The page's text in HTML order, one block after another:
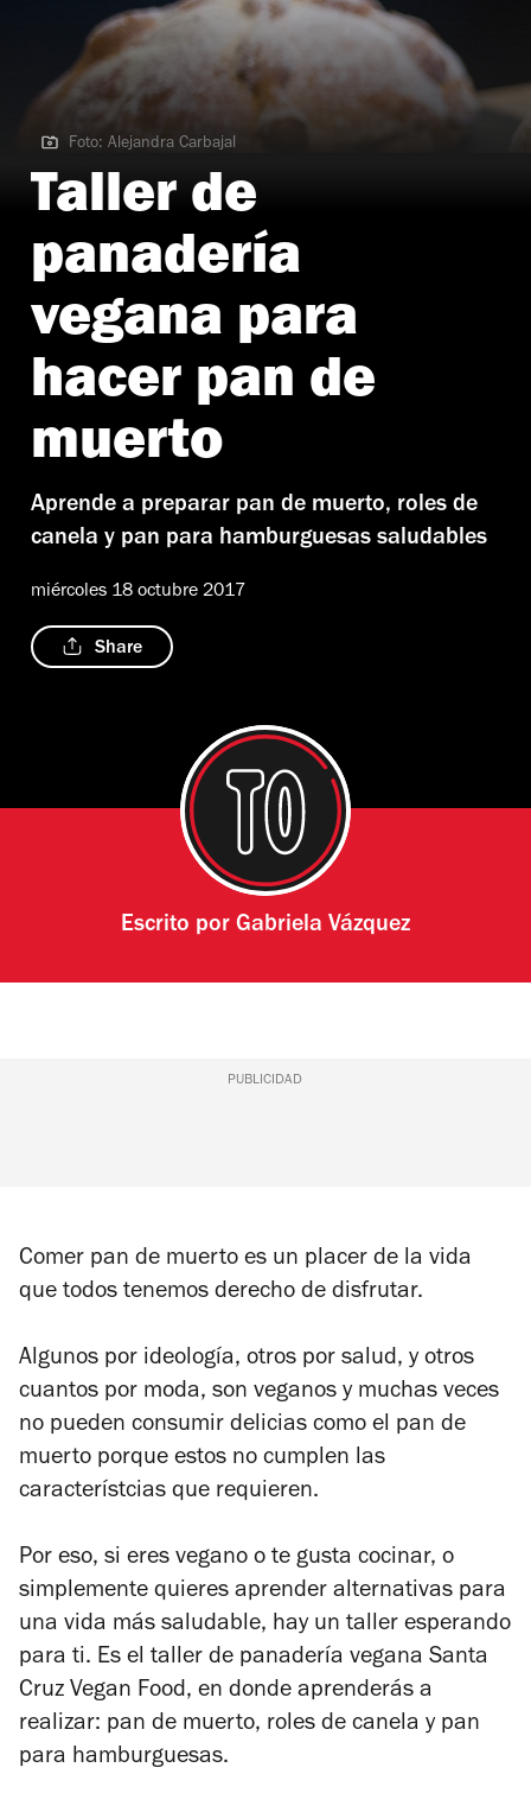
Foto: Alejandra Carbajal
Foto: Alejandra Carbajal
Taller de
panadería
vegana para
hacer pan de
muerto
Aprende a preparar pan de muerto, roles de
canela y pan para hamburguesas saludables
miércoles 18 octubre 2017
Share
Escrito por Gabriela Vázquez
PUBLICIDAD
Comer pan de muerto es un placer de la vida
que todos tenemos derecho de disfrutar.
Algunos por ideología, otros por salud, y otros
cuantos por moda, son veganos y muchas veces
no pueden consumir delicias como el pan de
muerto porque estos no cumplen las
característcias que requieren.
Por eso, si eres vegano o te gusta cocinar, o
simplemente quieres aprender alternativas para
una vida más saludable, hay un taller esperando
para ti. Es el taller de panadería vegana Santa
Cruz Vegan Food, en donde aprenderás a
realizar: pan de muerto, roles de canela y pan
para hamburguesas.